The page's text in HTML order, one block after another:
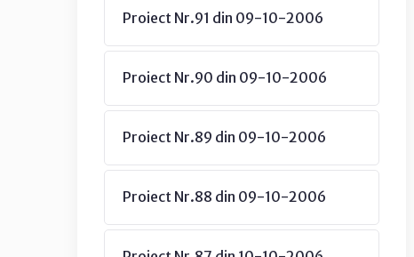
Proiect Nr.91 din 09-10-2006
Proiect Nr.90 din 09-10-2006
Proiect Nr.89 din 09-10-2006
Proiect Nr.88 din 09-10-2006